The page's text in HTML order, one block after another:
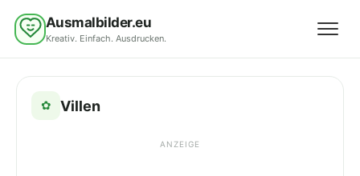
Ausmalbilder.eu
Kreativ. Einfach. Ausdrucken.
✿ Villen
ANZEIGE